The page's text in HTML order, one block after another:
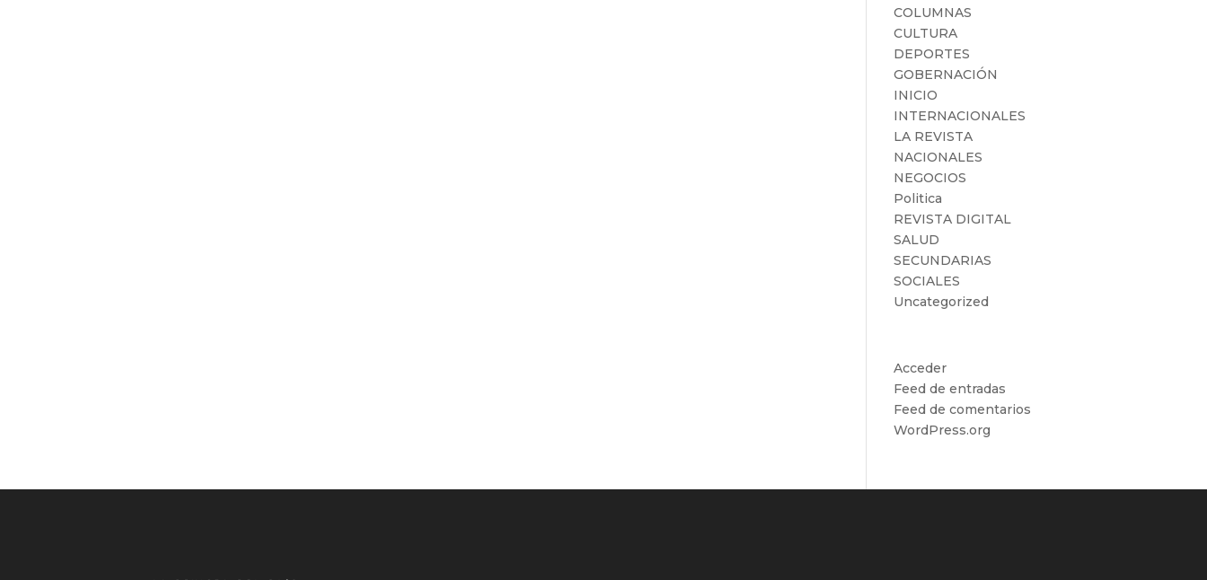
COLUMNAS
CULTURA
DEPORTES
GOBERNACIÓN
INICIO
INTERNACIONALES
LA REVISTA
NACIONALES
NEGOCIOS
Politica
REVISTA DIGITAL
SALUD
SECUNDARIAS
SOCIALES
Uncategorized
Acceder
Feed de entradas
Feed de comentarios
WordPress.org